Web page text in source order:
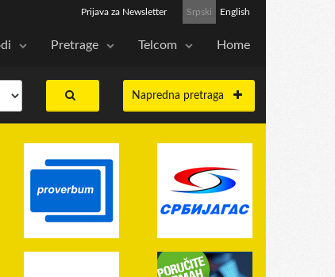
Srpski English
Prijava za Newsletter
Pretrage Telcom Home
Napredna pretraga